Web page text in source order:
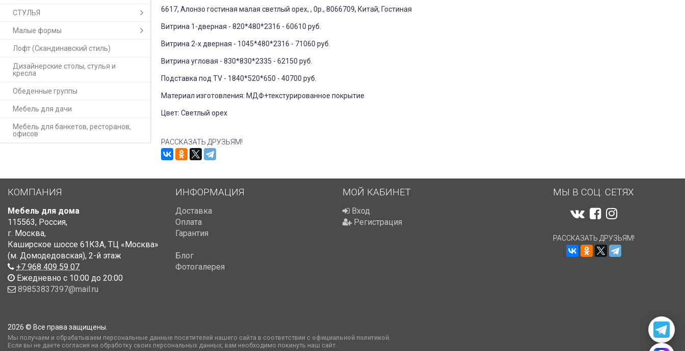
СТУЛЬЯ
Малые формы
Лофт (Скандинавский стиль)
Дизайнерские столы, стулья и
кресла
Обеденные группы
Мебель для дачи
Мебель для банкетов, ресторанов,
офисов
6617, Алонзо гостиная малая светлый орех, , 0р., 8066709, Китай, Гостиная
Витрина 1-дверная - 820*480*2316 - 60610 руб.
Витрина 2-х дверная - 1045*480*2316 - 71060 руб.
Витрина угловая - 830*830*2335 - 62150 руб.
Подставка под TV - 1840*520*650 - 40700 руб.
Материал изготовления: МДФ+текстурированное покрытие
Цвет: Светлый орех
РАССКАЗАТЬ ДРУЗЬЯМ!
КОМПАНИЯ
Мебель для дома
115563, Россия,
г. Москва,
Каширское шоссе 61К3А, ТЦ «Москва»
(м. Домодедовская), 2-й этаж
+7 968 409 59 07
Ежедневно с 10:00 до 20:00
89853837397@mail.ru
ИНФОРМАЦИЯ
Доставка
Оплата
Гарантия
Блог
Фотогалерея
МОЙ КАБИНЕТ
Вход
Регистрация
МЫ В СОЦ. СЕТЯХ
РАССКАЗАТЬ ДРУЗЬЯМ!
2026 © Все права защищены.
Мы получаем и обрабатываем персональные данные посетителей нашего сайта в соответствии с официальной политикой.
Если вы не даете согласия на обработку своих персональных данных, вам необходимо покинуть наш сайт.